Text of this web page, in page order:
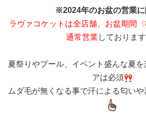
※2024年のお盆の営業に
ラヴァコケットは全店舗、お盆期間
通常営業 しております
夏祭りやプール、イベント盛んな夏
アは必須
ムダ毛が無くなる事で汗による匂い